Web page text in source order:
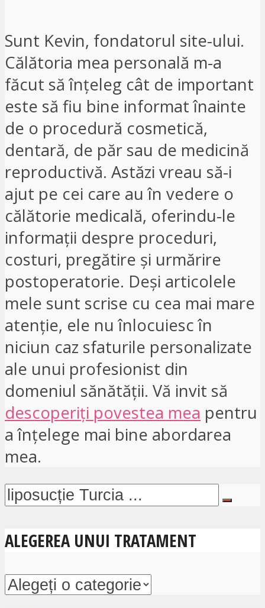
Sunt Kevin, fondatorul site-ului.
Călătoria mea personală m-a
făcut să înțeleg cât de important
este să fiu bine informat înainte
de o procedură cosmetică,
dentară, de păr sau de medicină
reproductivă. Astăzi vreau să-i
ajut pe cei care au în vedere o
călătorie medicală, oferindu-le
informații despre proceduri,
costuri, pregătire și urmărire
postoperatorie. Deși articolele
mele sunt scrise cu cea mai mare
atenție, ele nu înlocuiesc în
niciun caz sfaturile personalizate
ale unui profesionist din
domeniul sănătății. Vă invit să
descoperiți povestea mea pentru
a înțelege mai bine abordarea
mea.
ALEGEREA UNUI TRATAMENT